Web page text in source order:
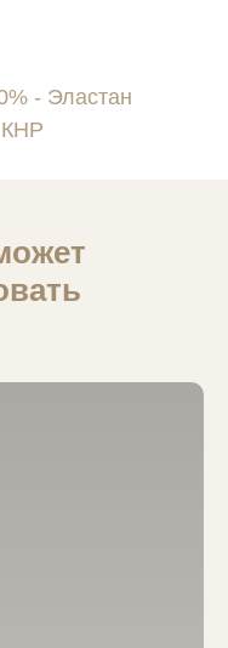
- Эластан